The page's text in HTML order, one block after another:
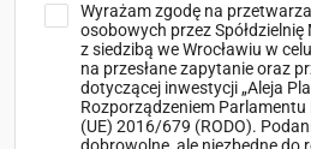
Wyrażam zgodę na
osobowych przez
z siedzibą we Wrocławiu w
na przesłane zapytanie oraz
dotyczącej inwestycji „Aleja
Rozporządzeniem Parlamentu
(UE) 2016/679 (RODO).